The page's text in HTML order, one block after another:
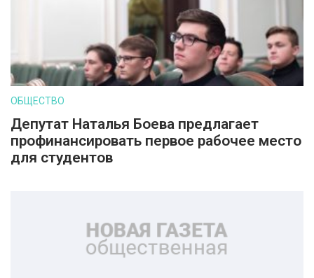
ОБЩЕСТВО
Депутат Наталья Боева предлагает
профинансировать первое рабочее место
для студентов